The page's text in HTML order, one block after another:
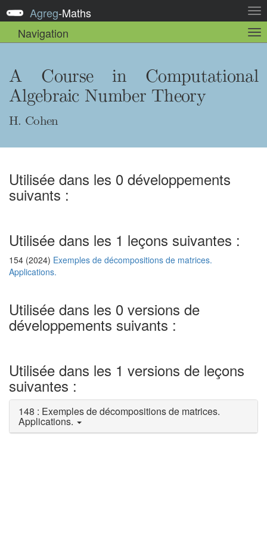
la
Agreg-Maths
Navigation
la
A Course in Computational
Algebraic Number Theory
H. Cohen
Utilisée dans les 0 développements
suivants :
Utilisée dans les 1 leçons suivantes :
154 (2024) Exemples de décompositions de matrices.
Applications.
Utilisée dans les 0 versions de
développements suivants :
Utilisée dans les 1 versions de leçons
suivantes :
148 : Exemples de décompositions de matrices.
Applications.